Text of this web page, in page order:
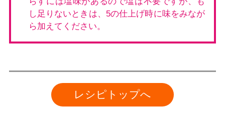
し足りないときは、5の仕上げ時に味をみなが
ら加えてください。
レシピトップへ